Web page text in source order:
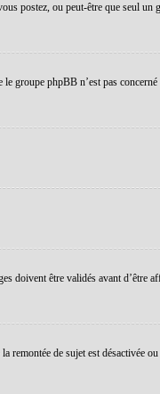
postez, ou peut-être que seul un
groupe phpBB n’est pas
doivent être validés avant d’être
remontée de sujet est désactivée